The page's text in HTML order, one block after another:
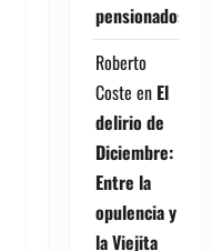
pensionados
Roberto
Coste en El
delirio de
Diciembre:
Entre la
opulencia y
la Viejita